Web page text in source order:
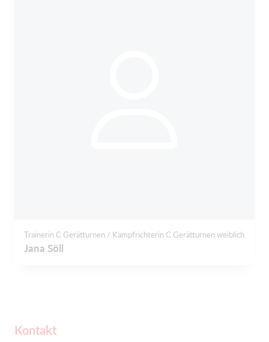
Trainerin C Gerätturnen / Kampfrichterin C Gerätturnen weiblich
Jana Söll
Kontakt